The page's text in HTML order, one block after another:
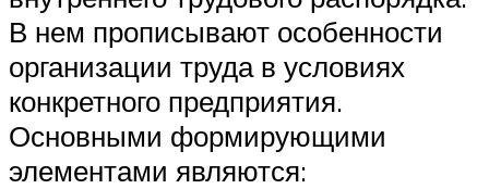
В нем прописывают особенности
организации труда в условиях
конкретного предприятия.
Основными формирующими
элементами являются: